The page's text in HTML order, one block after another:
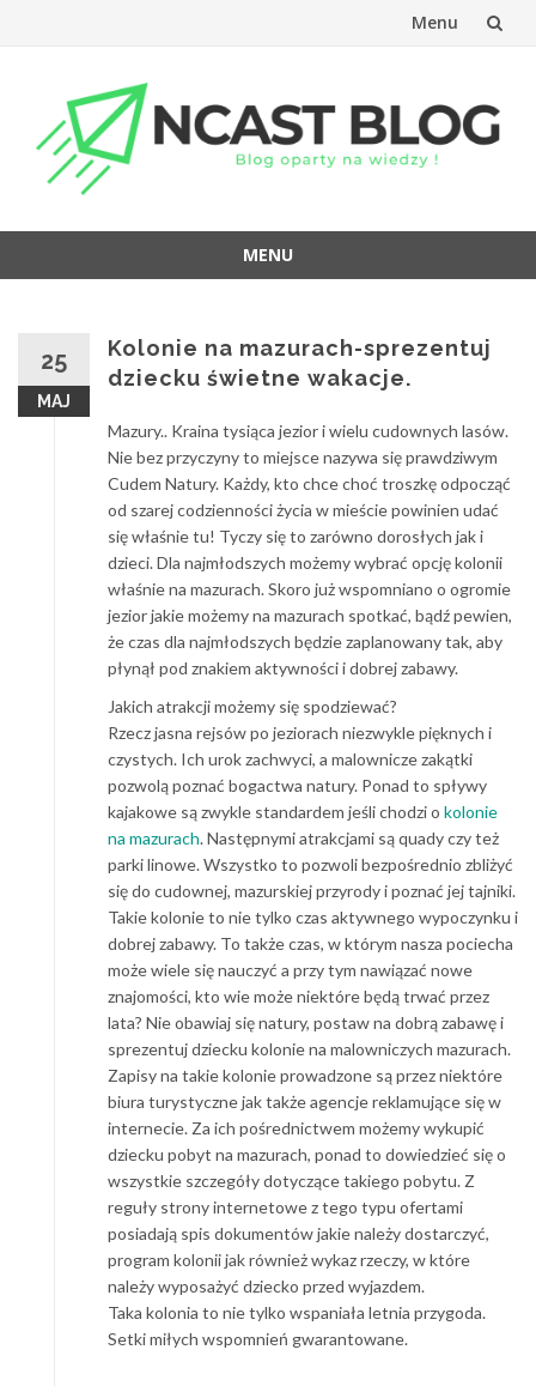
Menu
treści
MENU
25
MAJ
Kolonie na mazurach-sprezentuj
dziecku świetne wakacje.
Mazury.. Kraina tysiąca jezior i wielu cudownych lasów.
Nie bez przyczyny to miejsce nazywa się prawdziwym
Cudem Natury. Każdy, kto chce choć troszkę odpocząć
od szarej codzienności życia w mieście powinien udać
się właśnie tu! Tyczy się to zarówno dorosłych jak i
dzieci. Dla najmłodszych możemy wybrać opcję kolonii
właśnie na mazurach. Skoro już wspomniano o ogromie
jezior jakie możemy na mazurach spotkać, bądź pewien,
że czas dla najmłodszych będzie zaplanowany tak, aby
płynął pod znakiem aktywności i dobrej zabawy.
Jakich atrakcji możemy się spodziewać?
Rzecz jasna rejsów po jeziorach niezwykle pięknych i
czystych. Ich urok zachwyci, a malownicze zakątki
pozwolą poznać bogactwa natury. Ponad to spływy
kajakowe są zwykle standardem jeśli chodzi o kolonie
na mazurach. Następnymi atrakcjami są quady czy też
parki linowe. Wszystko to pozwoli bezpośrednio zbliżyć
się do cudownej, mazurskiej przyrody i poznać jej tajniki.
Takie kolonie to nie tylko czas aktywnego wypoczynku i
dobrej zabawy. To także czas, w którym nasza pociecha
może wiele się nauczyć a przy tym nawiązać nowe
znajomości, kto wie może niektóre będą trwać przez
lata? Nie obawiaj się natury, postaw na dobrą zabawę i
sprezentuj dziecku kolonie na malowniczych mazurach.
Zapisy na takie kolonie prowadzone są przez niektóre
biura turystyczne jak także agencje reklamujące się w
internecie. Za ich pośrednictwem możemy wykupić
dziecku pobyt na mazurach, ponad to dowiedzieć się o
wszystkie szczegóły dotyczące takiego pobytu. Z
reguły strony internetowe z tego typu ofertami
posiadają spis dokumentów jakie należy dostarczyć,
program kolonii jak również wykaz rzeczy, w które
należy wyposażyć dziecko przed wyjazdem.
Taka kolonia to nie tylko wspaniała letnia przygoda.
Setki miłych wspomnień gwarantowane.